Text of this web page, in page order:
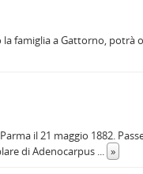
famiglia a Gattorno, potrà
il 21 maggio 1882.
di Adenocarpus ... »